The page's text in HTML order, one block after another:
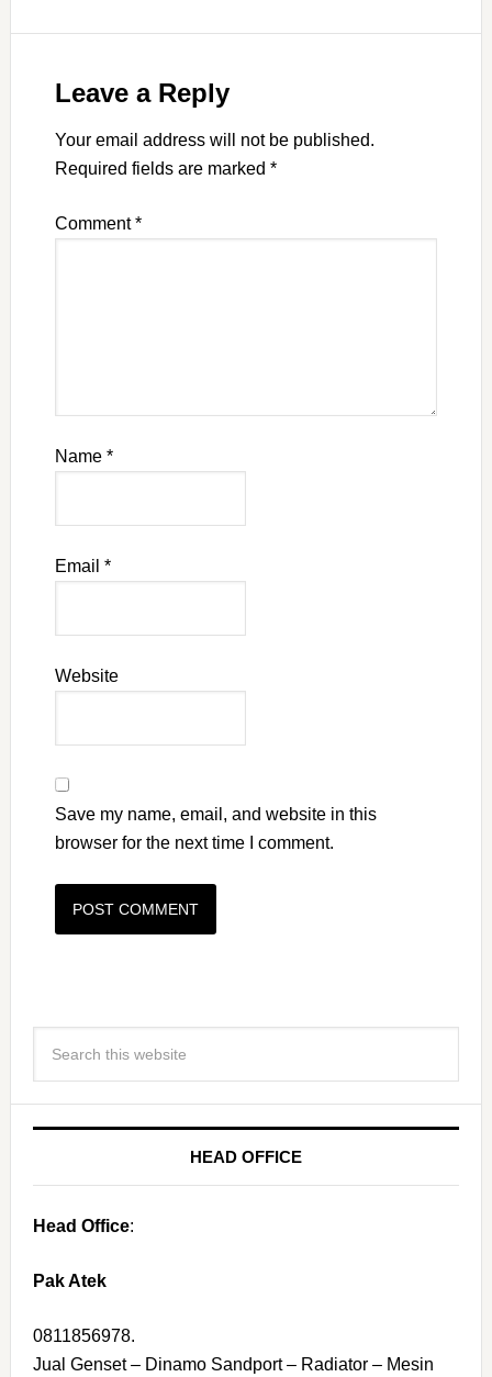
Leave a Reply
Your email address will not be published.
Required fields are marked *
Comment*
Name *
Email *
Website
Save my name, email, and website in this
browser for the next time I comment.
HEAD OFFICE
Head Office:
Pak Atek
0811856978.
Jual Genset – Dinamo Sandport – Radiator – Mesin